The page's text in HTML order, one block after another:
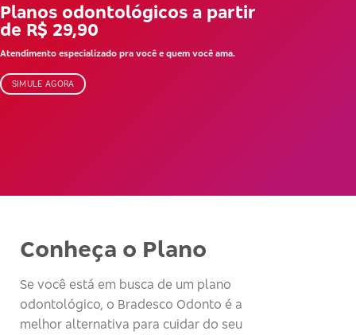
Planos odontológicos a partir
de R$ 29,90
Atendimento especializado pra você e quem você ama.
SIMULE AGORA
Conheça o Plano
Se você está em busca de um plano
odontológico, o Bradesco Odonto é a
melhor alternativa para cuidar do seu